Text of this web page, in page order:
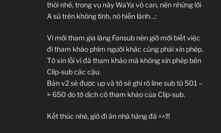
thôi nhé, trong vụ này WaYa vô can, nên những lời
A sú trên không tính, nó hiền lành…:
Vì mới tham gia làng Fansub nên giờ mới biết việc
đi tham khảo phim người khác cũng phải xin phép.
Tớ xin lỗi vì đã tham khảo mà không xin phép bên
Clip-sub các cậu.
Bản v2 sẽ được up và tớ sẽ ghi rõ line sub từ 501 –
> 650 do tớ dịch có tham khảo của Clip-sub.
Kết thúc nhé, giờ đi ăn nhà hàng đã ^^!!!